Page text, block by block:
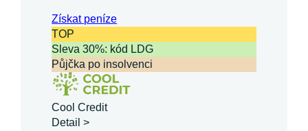
Získatpeníze
TOP
Sleva 30%: kód LDG
Půjčka po insolvenci
Cool Credit
Detail >